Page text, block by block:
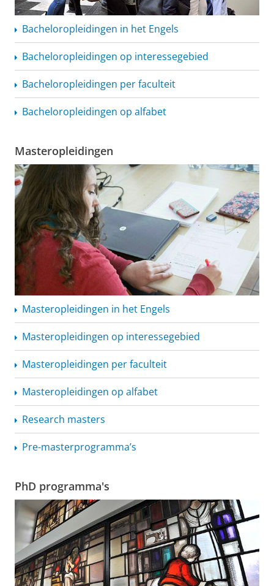
Bacheloropleidingen in het Engels
Bacheloropleidingen op interessegebied
Bacheloropleidingen per faculteit
Bacheloropleidingen op alfabet
Masteropleidingen
Masteropleidingen in het Engels
Masteropleidingen op interessegebied
Masteropleidingen per faculteit
Masteropleidingen op alfabet
Research masters
Pre-masterprogramma’s
PhD programma's